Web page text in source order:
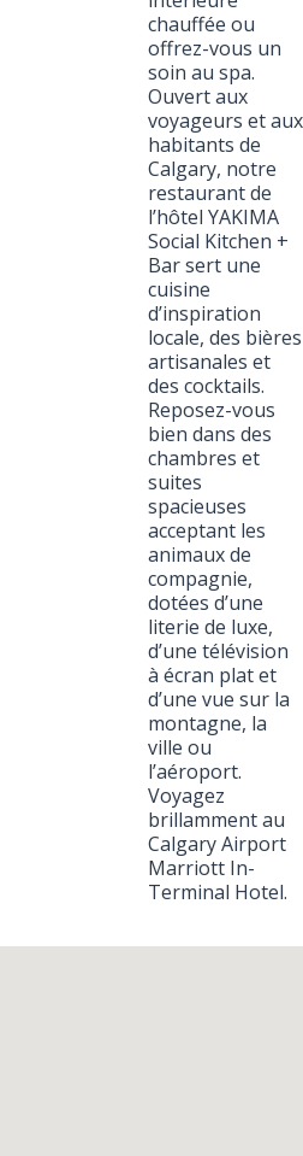
chauffée ou
offrez-vous un
soin au spa.
Ouvert aux
voyageurs et aux
habitants de
Calgary, notre
restaurant de
l’hôtel YAKIMA
Social Kitchen +
Bar sert une
cuisine
d’inspiration
locale, des bières
artisanales et
des cocktails.
Reposez-vous
bien dans des
chambres et
suites
spacieuses
acceptant les
animaux de
compagnie,
dotées d’une
literie de luxe,
d’une télévision
à écran plat et
d’une vue sur la
montagne, la
ville ou
l’aéroport.
Voyagez
brillamment au
Calgary Airport
Marriott In-
Terminal Hotel.